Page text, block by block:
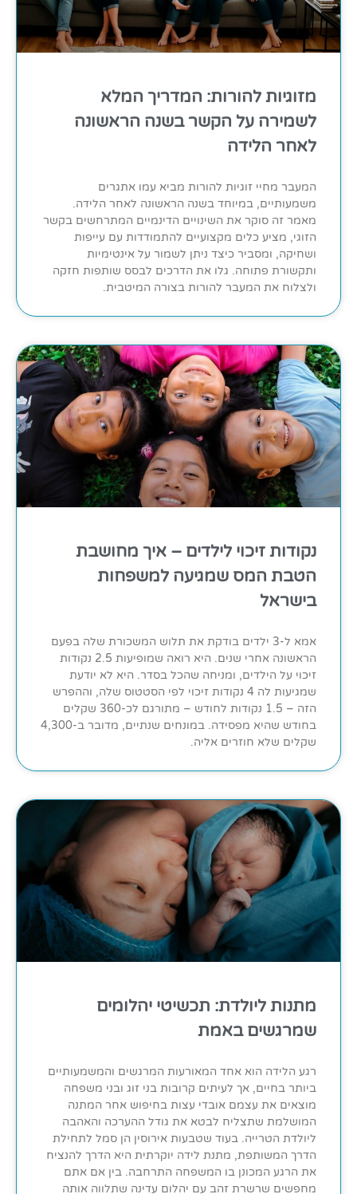
מזוגיות להורות: המדריך המלא
לשמירה על הקשר בשנה הראשונה
לאחר הלידה
המעבר מחיי זוגיות להורות מביא עמו אתגרים
משמעותיים, במיוחד בשנה הראשונה לאחר הלידה.
מאמר זה סוקר את השינויים הדינמיים המתרחשים בקשר
הזוגי, מציע כלים מקצועיים להתמודדות עם עייפות
ושחיקה, ומסביר כיצד ניתן לשמור על אינטימיות
ותקשורת פתוחה. גלו את הדרכים לבסס שותפות חזקה
ולצלוח את המעבר להורות בצורה המיטבית.
נקודות זיכוי לילדים – איך מחושבת
הטבת המס שמגיעה למשפחות
בישראל
אמא ל-3 ילדים בודקת את תלוש המשכורת שלה בפעם
הראשונה אחרי שנים. היא רואה שמופיעות 2.5 נקודות
זיכוי על הילדים, ומניחה שהכל בסדר. היא לא יודעת
שמגיעות לה 4 נקודות זיכוי לפי הסטטוס שלה, וההפרש
הזה – 1.5 נקודות לחודש – מתורגם לכ-360 שקלים
בחודש שהיא מפסידה. במונחים שנתיים, מדובר ב-4,300
שקלים שלא חוזרים אליה.
מתנות ליולדת: תכשיטי יהלומים
שמרגשים באמת
רגע הלידה הוא אחד המאורעות המרגשים והמשמעותיים
ביותר בחיים, אך לעיתים קרובות בני זוג ובני משפחה
מוצאים את עצמם אובדי עצות בחיפוש אחר המתנה
המושלמת שתצליח לבטא את גודל ההערכה והאהבה
ליולדת הטרייה. בעוד שטבעות אירוסין הן סמל לתחילת
הדרך המשותפת, מתנת לידה יוקרתית היא הדרך להנציח
את הרגע המכונן בו המשפחה התרחבה. בין אם אתם
מחפשים שרשרת זהב עם יהלום עדינה שתלווה אותה